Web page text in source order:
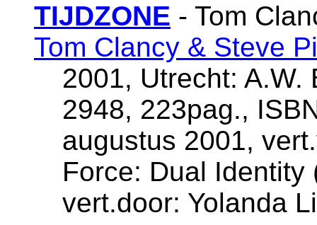
TIJDZONE - Tom
Tom Clancy & Steve
2001, Utrecht: A.W.
2948, 223pag.,
augustus 2001,
Force: Dual Identity
vert.door: Yolanda